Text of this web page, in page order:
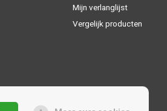
Mijn verlanglijst
Vergelijk producten